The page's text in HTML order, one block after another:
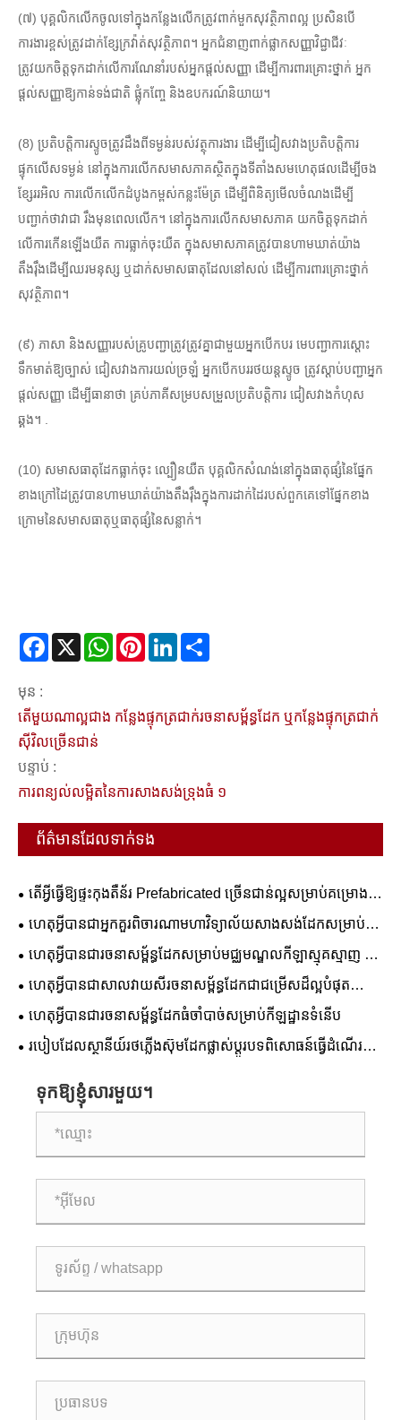
(៧) បុគ្គលិកលើកចូលទៅក្នុងកន្លែងលើកត្រូវពាក់មួកសុវត្ថិភាពល្អ ប្រសិនបើ
ការងារខ្ពស់ត្រូវដាក់ខ្សែក្រវ៉ាត់សុវត្ថិភាព។ អ្នកជំនាញពាក់ផ្លាកសញ្ញាវិជ្ជាជីវៈ
ត្រូវយកចិត្តទុកដាក់លើការណែនាំរបស់អ្នកផ្តល់សញ្ញា ដើម្បីការពារគ្រោះថ្នាក់ អ្នក
ផ្តល់សញ្ញាឱ្យកាន់ទង់ជាតិ ផ្លុំកញ្ចែ និងឧបករណ៍និយាយ។
(8) ប្រតិបត្តិការស្ទូចត្រូវដឹងពីទម្ងន់របស់វត្ថុការងារ ដើម្បីជៀសវាងប្រតិបត្តិការ
ផ្ទុកលើសទម្ងន់ នៅក្នុងការលើកសមាសភាគស្ថិតក្នុងទីតាំងសមហេតុផលដើម្បីចង
ខ្សែររអិល ការលើកលើកដំបូងកម្ពស់កន្លះម៉ែត្រ ដើម្បីពិនិត្យមើលចំណងដើម្បី
បញ្ជាក់ថាវាជា រឹងមុនពេលលើក។ នៅក្នុងការលើកសមាសភាគ យកចិត្តទុកដាក់
លើការកើនឡើងយឺត ការធ្លាក់ចុះយឺត ក្នុងសមាសភាគត្រូវបានហាមឃាត់យ៉ាង
តឹងរ៉ឹងដើម្បីឈរមនុស្ស ឬដាក់សមាសធាតុដែលនៅសល់ ដើម្បីការពារគ្រោះថ្នាក់
សុវត្ថិភាព។
(៩) ភាសា និងសញ្ញារបស់គ្រូបញ្ជាត្រូវត្រូវគ្នាជាមួយអ្នកបើកបរ មេបញ្ជាការស្ដោះ
ទឹកមាត់ឱ្យច្បាស់ ជៀសវាងការយល់ច្រឡំ អ្នកបើកបររថយន្តស្ទូច ត្រូវស្តាប់បញ្ជាអ្នក
ផ្តល់សញ្ញា ដើម្បីធានាថា គ្រប់ភាគីសម្របសម្រួលប្រតិបត្តិការ ជៀសវាងកំហុស
ឆ្គង។ .
(10) សមាសធាតុដែកធ្លាក់ចុះ ល្បឿនយឺត បុគ្គលិកសំណង់នៅក្នុងធាតុផ្សំនៃផ្នែក
ខាងក្រៅដៃត្រូវបានហាមឃាត់យ៉ាងតឹងរ៉ឹងក្នុងការដាក់ដៃរបស់ពួកគេទៅផ្នែកខាង
ក្រោមនៃសមាសធាតុឬធាតុផ្សំនៃសន្លាក់។
Facebook
X WhatsAppPinterestLinkedIn
មុន :
តើមួយណាល្អជាង កន្លែងផ្ទុកត្រជាក់រចនាសម្ព័ន្ធដែក ឬកន្លែងផ្ទុកត្រជាក់
ស៊ីវិលច្រើនជាន់
បន្ទាប់ :
ការពន្យល់លម្អិតនៃការសាងសង់ទ្រុងធំ ១
ព័ត៌មានដែលទាក់ទង
តើអ្វីធ្វើឱ្យផ្ទះកុងតឺន័រ Prefabricated ច្រើនជាន់ល្អសម្រាប់គម្រោង
ពាណិជ្ជកម្ម និងលំនៅដ្ឋាន?
ហេតុអ្វីបានជាអ្នកគួរពិចារណាមហាវិទ្យាល័យសាងសង់ដែកសម្រាប់ការ
អប់រំរបស់អ្នក។
ហេតុអ្វីបានជារចនាសម្ព័ន្ធដែកសម្រាប់មជ្ឈមណ្ឌលកីឡាស្មុគស្មាញ ជា
ដំណោះស្រាយដ៏ល្អបំផុតសម្រាប់ការសាងសង់កីឡដ្ឋានទំនើប
ហេតុអ្វីបានជាសាលវាយសីរចនាសម្ព័ន្ធដែកជាជម្រើសដ៏ល្អបំផុត
សម្រាប់ឧបករណ៍កីឡាទំនើប
ហេតុអ្វី​បាន​ជា​រចនាសម្ព័ន្ធ​ដែក​ធំ​ចាំបាច់​សម្រាប់​កីឡដ្ឋាន​ទំនើប
របៀបដែលស្ថានីយ៍រថភ្លើងស៊ុមដែកផ្លាស់ប្តូរបទពិសោធន៍ធ្វើដំណើរ
ទុកឱ្យខ្ញុំសារមួយ។